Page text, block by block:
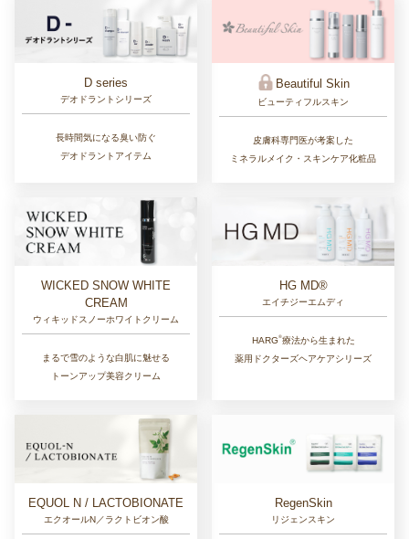
D series
デオドラントシリーズ
長時間気になる臭い防ぐ
デオドラントアイテム
Beautiful Skin
ビューティフルスキン
皮膚科専門医が考案した
ミネラルメイク・スキンケア化粧品
WICKED SNOW WHITE
CREAM
ウィキッドスノーホワイトクリーム
まるで雪のような白肌に魅せる
トーンアップ美容クリーム
HG MD®
エイチジーエムディ
HARG®︎療法から生まれた
薬用ドクターズヘアケアシリーズ
EQUOL N / LACTOBIONATE
エクオールN／ラクトビオン酸
RegenSkin
リジェンスキン